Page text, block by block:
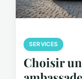
SERVICES
Choisir